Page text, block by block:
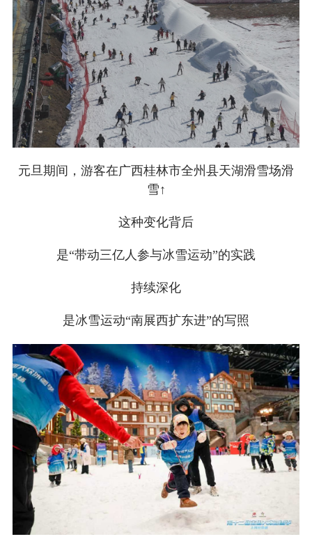
元旦期间，游客在广西桂林市全州县天湖滑雪场滑
雪↑
这种变化背后
是“带动三亿人参与冰雪运动”的实践
持续深化
是冰雪运动“南展西扩东进”的写照